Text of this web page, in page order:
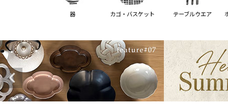
器 カゴ・バスケット テーブルウエア